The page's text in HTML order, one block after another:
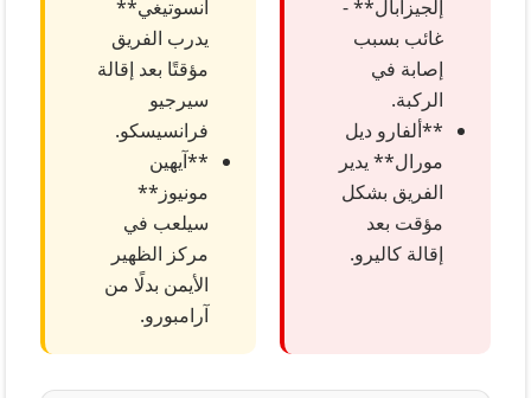
إلجيزابال** -
غائب بسبب
إصابة في
الركبة.
**ألفارو ديل
مورال** يدير
الفريق بشكل
مؤقت بعد
إقالة كاليرو.
أنسوتيغي**
يدرب الفريق
مؤقتًا بعد إقالة
سيرجيو
فرانسيسكو.
**آيهين
مونيوز**
سيلعب في
مركز الظهير
الأيمن بدلًا من
آرامبورو.